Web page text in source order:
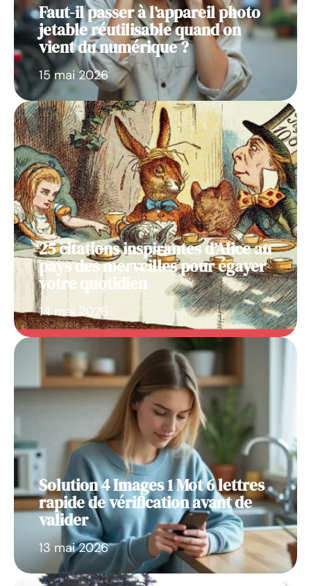
Faut-il passer à l’appareil photo
jetable réutilisable quand on
vient du numérique ?
15 mai 2026
25 citations inspirantes d’Alice au
pays des merveilles pour égayer
votre quotidien
14 mai 2026
Solution 4 Images 1 Mot 6 lettres
rapide de vérification avant de
valider
13 mai 2026